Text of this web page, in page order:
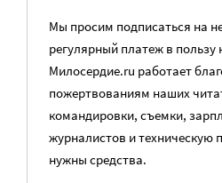
Мы просим подписаться на
регулярный платеж в пользу
Милосердие.ru работает
пожертвованиям наших
командировки, съемки,
журналистов и техническую
нужны средства.